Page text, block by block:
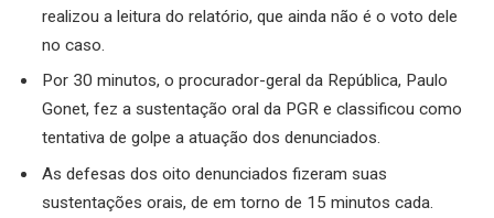
realizou a leitura do relatório, que ainda não é o voto dele
no caso.
Por 30 minutos, o procurador-geral da República, Paulo
Gonet, fez a sustentação oral da PGR e classificou como
tentativa de golpe a atuação dos denunciados.
As defesas dos oito denunciados fizeram suas
sustentações orais, de em torno de 15 minutos cada.